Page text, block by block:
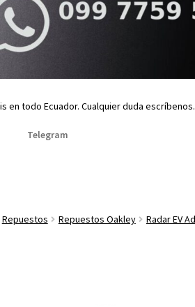
en todo Ecuador. Cualquier duda escríbenos.
Telegram
Repuestos Repuestos Oakley Radar EV